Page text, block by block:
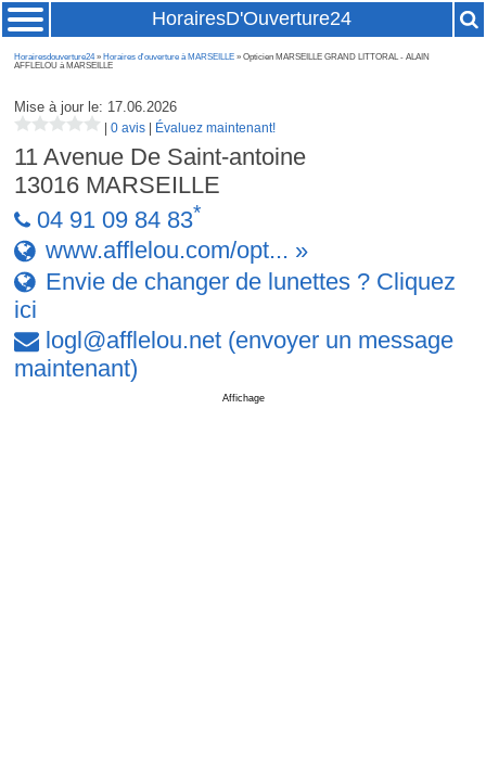
HorairesD'Ouverture24
Horairesdouverture24» Horaires d'ouverture à MARSEILLE » Opticien MARSEILLE GRAND LITTORAL - ALAIN
AFFLELOU à MARSEILLE
Mise à jour le: 17.06.2026
|0 avis Évaluez maintenant!
11 Avenue De Saint-antoine
13016 MARSEILLE
04 91 09 84 83*
www.afflelou.com/opt... »
Envie de changer de lunettes ? Cliquez
ici
logl@afflelou.net (envoyer un message
maintenant)
Affichage